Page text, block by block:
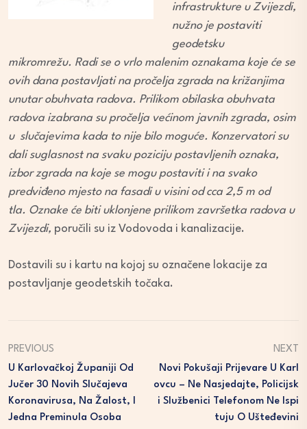
infrastrukture u Zvijezdi,
nužno je postaviti
geodetsku
mikromrežu. Radi se o vrlo malenim oznakama koje će se
ovih dana postavljati na pročelja zgrada na križanjima
unutar obuhvata radova. Prilikom obilaska obuhvata
radova izabrana su pročelja većinom javnih zgrada, osim
u slučajevima kada to nije bilo moguće. Konzervatori su
dali suglasnost na svaku poziciju postavljenih oznaka,
izbor zgrada na koje se mogu postaviti i na svako
predviđeno mjesto na fasadi u visini od cca 2,5 m od
tla. Oznake će biti uklonjene prilikom završetka radova u
Zvijezdi, poručili su iz Vodovoda i kanalizacije.
Dostavili su i kartu na kojoj su označene lokacije za
postavljanje geodetskih točaka.
PREVIOUS
U Karlovačkoj Županiji Od
Jučer 30 Novih Slučajeva
Koronavirusa, Na Žalost, I
Jedna Preminula Osoba
NEXT
Novi Pokušaji Prijevare U Karl
Ovcu – Ne Nasjedajte, Policijsk
I Službenici Telefonom Ne Ispi
Tuju O Ušteđevini